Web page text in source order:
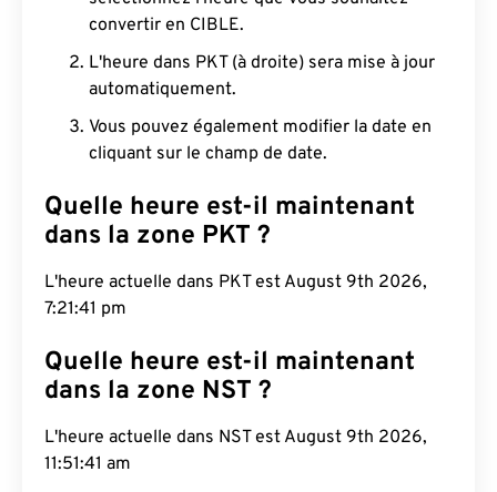
convertir en CIBLE.
L'heure dans PKT (à droite) sera mise à jour
automatiquement.
Vous pouvez également modifier la date en
cliquant sur le champ de date.
Quelle heure est-il maintenant
dans la zone PKT ?
L'heure actuelle dans PKT est August 9th 2026,
7:21:42 pm
Quelle heure est-il maintenant
dans la zone NST ?
L'heure actuelle dans NST est August 9th 2026,
11:51:42 am